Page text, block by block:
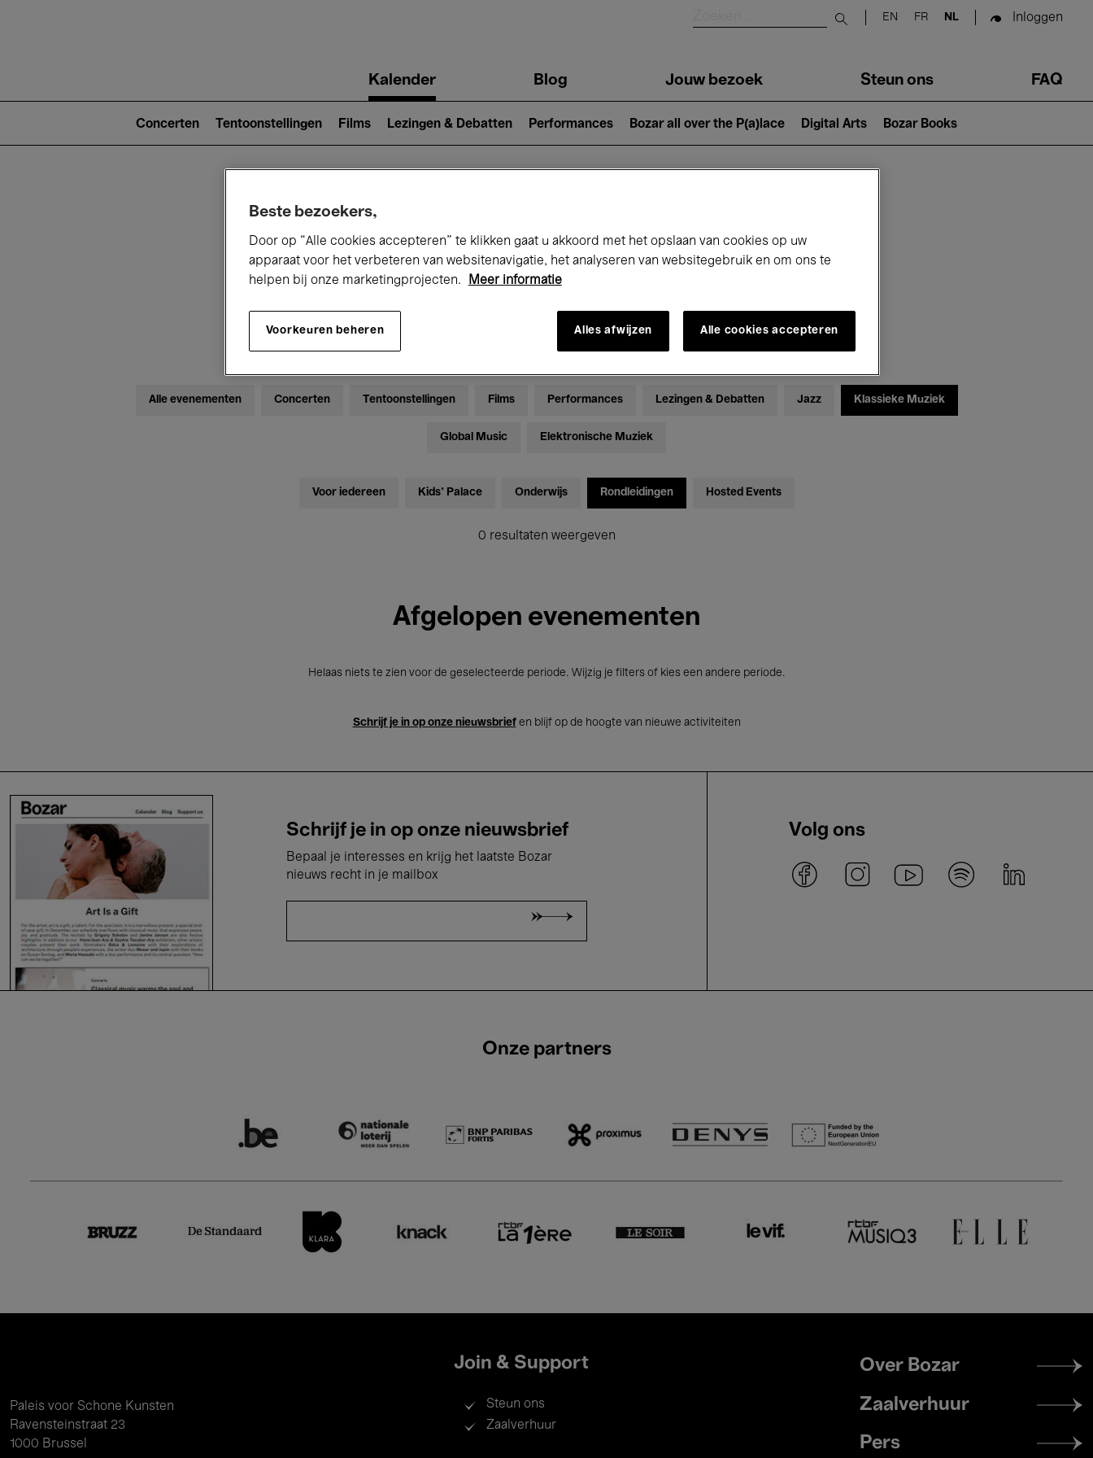
Submit search
EN FR NL Inloggen
navigationKalender Blog Jouw bezoek Steun ons FAQ
2)
Concerten Tentoonstellingen Films Lezingen & Debatten Performances Bozar all over the P(a)lace Digital Arts Bozar Books
Nu bij Bozar
Donderdag 16 - Vrijdag 24 April 2026
Alle evenementen Concerten Tentoonstellingen Films Performances Lezingen & Debatten Jazz Klassieke Muziek
Global Music Elektronische Muziek
Voor iedereen Kids’ Palace Onderwijs Rondleidingen Hosted Events
0 resultaten weergeven
Afgelopen evenementen
Helaas niets te zien voor de geselecteerde periode. Wijzig je filters of kies een andere periode.
Schrijf je in op onze nieuwsbriefen blijf op de hoogte van nieuwe activiteiten
Schrijf je in op onze nieuwsbrief
Bepaal je interesses en krijg het laatste Bozar
nieuws recht in je mailbox
Volg ons
Onze partners
Paleis voor Schone Kunsten
Ravensteinstraat 23
1000 Brussel
Join & Support
Steun ons
Zaalverhuur
Footer
menu
Over Bozar
Zaalverhuur
Pers
Beste bezoekers,
Door op “Alle cookies accepteren” te klikken gaat u akkoord met het opslaan van cookies op uw
apparaat voor het verbeteren van websitenavigatie, het analyseren van websitegebruik en om ons te
helpen bij onze marketingprojecten.
Meer informatie
Voorkeuren beheren Alles afwijzen Alle cookies accepteren